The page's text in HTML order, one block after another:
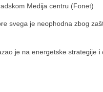
Medija centru (Fonet)
svega je neophodna zbog
je na energetske strategije i